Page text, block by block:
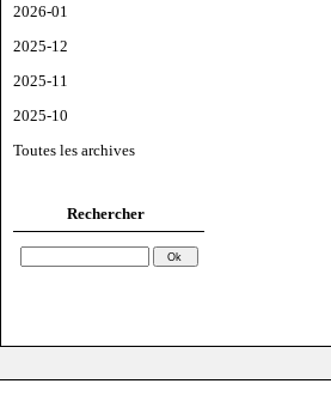
2026-01
2025-12
2025-11
2025-10
Toutes les archives
Rechercher